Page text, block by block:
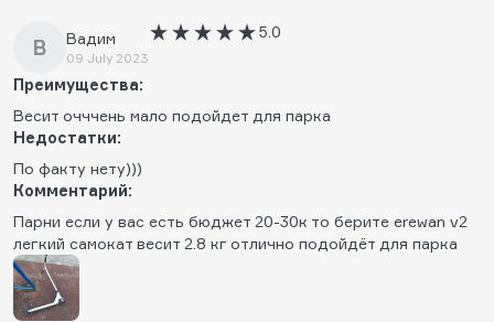
В Вадим
09 July 2023
5.0
Преимущества:
Весит очччень мало подойдет для парка
Недостатки:
По факту нету)))
Комментарий:
Парни если у вас есть бюджет 20-30к то берите erewan v2
легкий самокат весит 2.8 кг отлично подойдёт для парка